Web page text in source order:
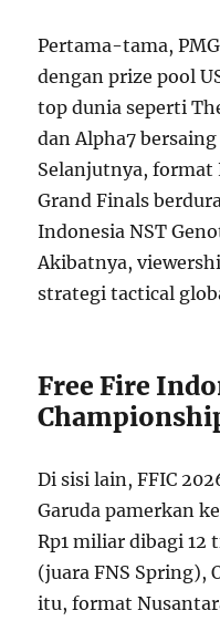
Pertama-tama,
dengan prize pool
top dunia seperti
dan Alpha7
Selanjutnya, format
Grand Finals
Indonesia NST
Akibatnya,
strategi tactical
Free Fire
Di sisi lain, FFIC
Garuda pamerkan
Rp1 miliar dibagi 12
(juara FNS Spring),
itu, format